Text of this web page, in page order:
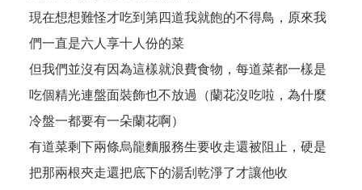
現在想想難怪才吃到第四道我就飽的不得鳥，原來我
們一直是六人享十人份的菜
但我們並沒有因為這樣就浪費食物，每道菜都一樣是
吃個精光連盤面裝飾也不放過（蘭花沒吃啦，為什麼
冷盤一都要有一朵蘭花啊）
有道菜剩下兩條烏龍麵服務生要收走還被阻止，硬是
把那兩根夾走還把底下的湯刮乾淨了才讓他收